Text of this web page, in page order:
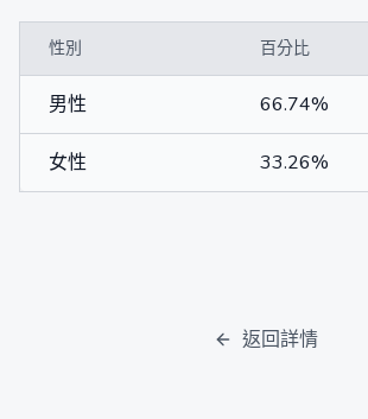
性別 百分比
男性 66.74%
女性 33.26%
返回詳情